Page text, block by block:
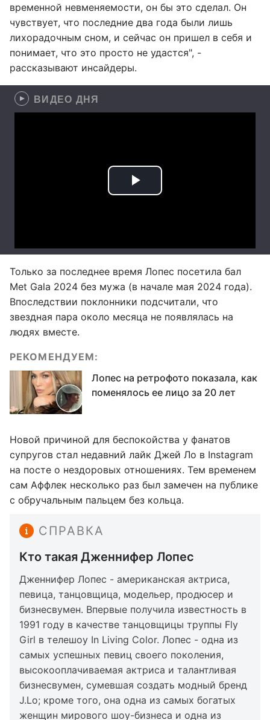
временной невменяемости, он бы это сделал. Он
чувствует, что последние два года были лишь
лихорадочным сном, и сейчас он пришел в себя и
понимает, что это просто не удастся", -
рассказывают инсайдеры.
ВИДЕО ДНЯ
Только за последнее время Лопес посетила бал
Met Gala 2024 без мужа (в начале мая 2024 года).
Впоследствии поклонники подсчитали, что
звездная пара около месяца не появлялась на
людях вместе.
РЕКОМЕНДУЕМ:
Лопес на ретрофото показала, как
поменялось ее лицо за 20 лет
Новой причиной для беспокойства у фанатов
супругов стал недавний лайк Джей Ло в Instagram
на посте о нездоровых отношениях. Тем временем
сам Аффлек несколько раз был замечен на публике
с обручальным пальцем без кольца.
СПРАВКА
Кто такая Дженнифер Лопес
Дженнифер Лопес - американская актриса,
певица, танцовщица, модельер, продюсер и
бизнесвумен. Впервые получила известность в
1991 году в качестве танцовщицы труппы Fly
Girl в телешоу In Living Color. Лопес - одна из
самых успешных певиц своего поколения,
высокооплачиваемая актриса и талантливая
бизнесвумен, сумевшая создать модный бренд
J.Lo; кроме того, она одна из самых богатых
женщин мирового шоу-бизнеса и одна из